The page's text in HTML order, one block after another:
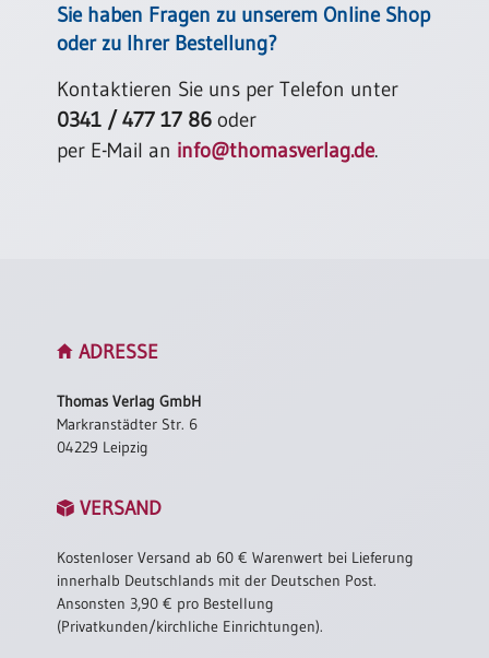
Restbestände
Bücher
Broschüren
Urkundenscheine
Sie haben Fragen zu unserem Online Shop
oder zu Ihrer Bestellung?
Kontaktieren Sie uns per Telefon unter
0341 / 477 17 86 oder
per E-Mail an info@thomasverlag.de.
ADRESSE
Thomas Verlag GmbH
Markranstädter Str. 6
04229 Leipzig
VERSAND
Kostenloser Versand ab 60 € Warenwert bei Lieferung
innerhalb Deutschlands mit der Deutschen Post.
Ansonsten 3,90 € pro Bestellung
(Privatkunden/kirchliche Einrichtungen).